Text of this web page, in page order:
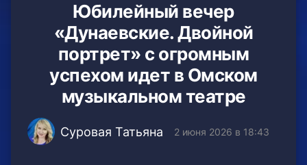
Юбилейный вечер
«Дунаевские. Двойной
портрет» с огромным
успехом идет в Омском
музыкальном театре
Суровая Татьяна 2 июня 2026 в 18:43